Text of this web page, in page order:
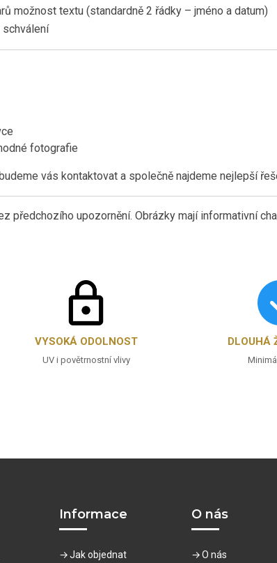
možnost textu (standardně 2 řádky – jméno a datum)
fotografie
vás kontaktovat a společně najdeme nejlepší
předchozího upozornění. Obrázky mají informativní
VYSOKÁ ODOLNOST
UV i povětrnostní vlivy
DLOUHÁ
Informace
Jak objednat
O nás
O nás